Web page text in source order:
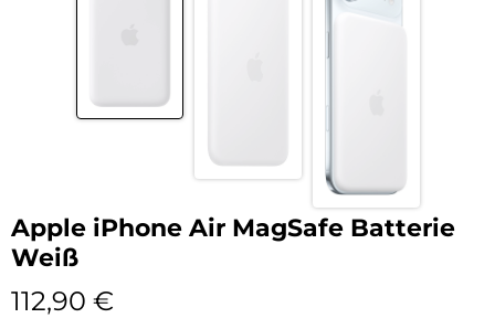
Apple iPhone Air MagSafe Batterie
Weiß
112,90 €